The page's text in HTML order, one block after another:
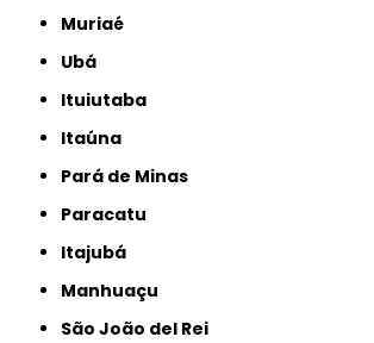
Muriaé
Ubá
Ituiutaba
Itaúna
Pará de Minas
Paracatu
Itajubá
Manhuaçu
São João del Rei